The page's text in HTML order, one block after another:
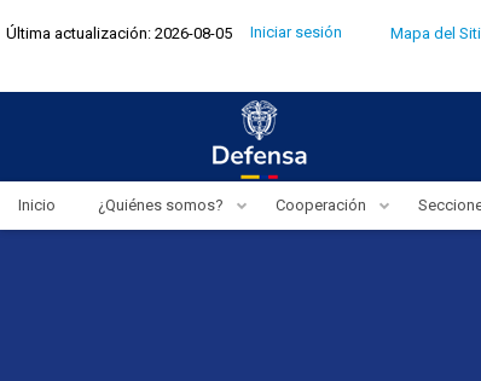
al
Última actualización: 2026-08-05 Menú
usuario
Iniciar sesión Mapa del
Inicio ¿Quiénes somos? Cooperación